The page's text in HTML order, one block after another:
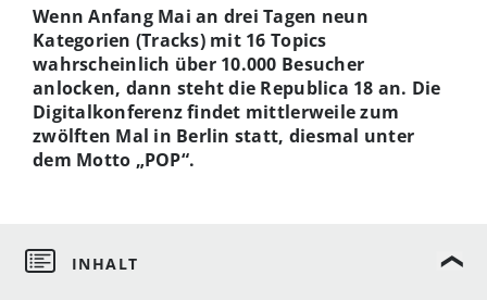
Wenn Anfang Mai an drei Tagen neun
Kategorien (Tracks) mit 16 Topics
wahrscheinlich über 10.000 Besucher
anlocken, dann steht die Republica 18 an. Die
Digitalkonferenz findet mittlerweile zum
zwölften Mal in Berlin statt, diesmal unter
dem Motto „POP“.